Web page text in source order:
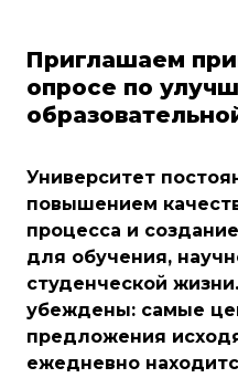
Приглашаем
опросе по
Университет
повышением
процесса и
для обучения,
студенческой
убеждены: самые
предложения
ежедневно